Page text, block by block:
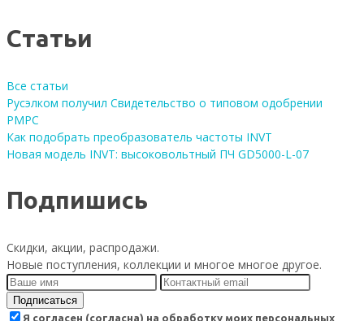
Статьи
Все статьи
Русэлком получил Свидетельство о типовом одобрении
РМРС
Как подобрать преобразователь частоты INVT
Новая модель INVT: высоковольтный ПЧ GD5000-L-07
Подпишись
Скидки, акции, распродажи.
Новые поступления, коллекции и многое многое другое.
Подписаться
Я согласен (согласна) на обработку моих персональных